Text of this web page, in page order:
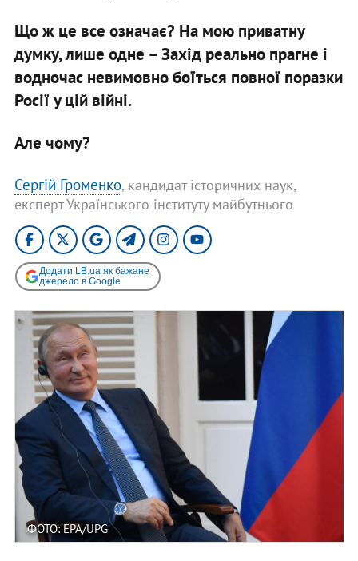
Що ж це все означає? На мою приватну
думку, лише одне – Захід реально прагне і
водночас невимовно боїться повної поразки
Росії у цій війні.
Але чому?
Сергій Громенко, кандидат історичних наук,
експерт Українського інституту майбутнього
Додати LB.ua як бажане
джерело в Google
ФОТО: EPA/UPG